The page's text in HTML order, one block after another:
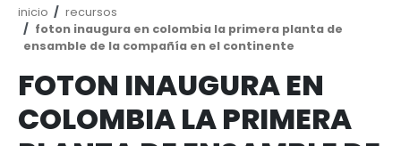
Ruta
inicio
recursos